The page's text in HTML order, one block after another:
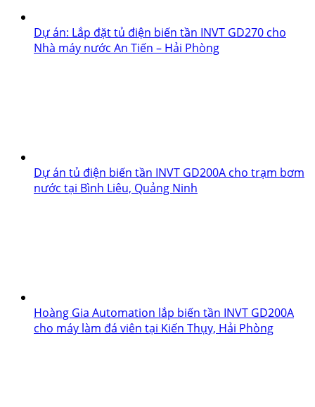
Dự án: Lắp đặt tủ điện biến tần INVT GD270 cho
Nhà máy nước An Tiến – Hải Phòng
Dự án tủ điện biến tần INVT GD200A cho trạm bơm
nước tại Bình Liêu, Quảng Ninh
Hoàng Gia Automation lắp biến tần INVT GD200A
cho máy làm đá viên tại Kiến Thụy, Hải Phòng